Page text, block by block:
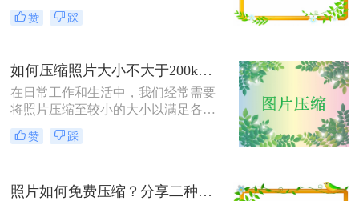
网页加载速度、减少电子邮件附件体
积，还能满足许多平台对上传图片大
效的方法来帮助您轻松实现这一目
标。
赞 踩
如何压缩照片大小不大于200k？教你二种高效压缩方法！
在日常工作和生活中，我们经常需要
将照片压缩至较小的大小以满足各种
上传、分享或存储的需求。那么如何
压缩照片大小不大于200k呢？本文将
赞 踩
照片如何免费压缩？分享二种高效压缩方法！